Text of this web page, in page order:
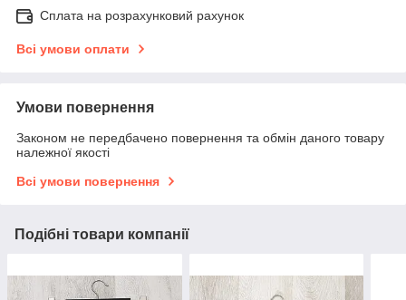
Сплата на розрахунковий рахунок
Всі умови оплати
Умови повернення
Законом не передбачено повернення та обмін даного товару
належної якості
Всі умови повернення
Подібні товари компанії